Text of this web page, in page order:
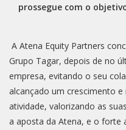
prossegue com o
A Atena Equity Partners
Grupo Tagar, depois de no
empresa, evitando o seu
alcançado um crescimento
atividade, valorizando as
a aposta da Atena, e o forte